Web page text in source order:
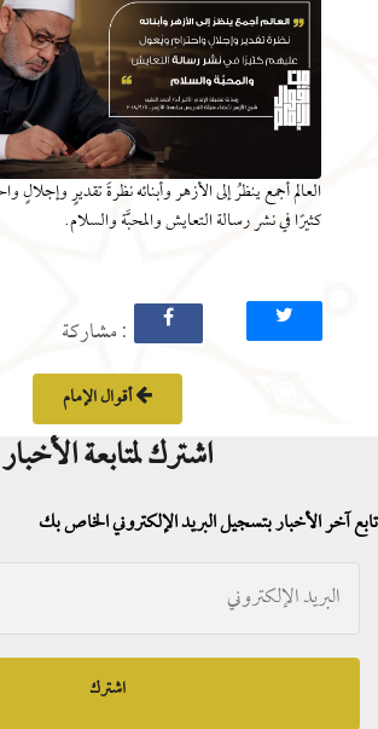
العالم أجمع ينظرُ إلى الأزهر وأبنائه نظرةَ تقديرٍ وإجلالٍ
كثيرًا في نشر رسالة التعايش والمحبَّة والسلام.
: مشاركة
أقوال الإمام
اشترك لمتابعة الأخبار
تابع آخر الأخبار بتسجيل البريد الإلكتروني الخاص بك
اشترك